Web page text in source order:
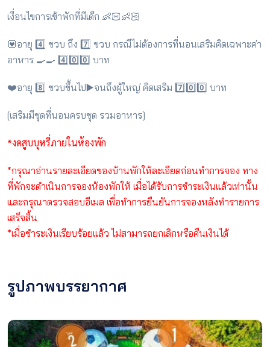
เงื่อนไขการเข้าพักที่มีเด็ก 👶🏻👶🏻
💟อายุ 4️⃣ ขวบ ถึง 7️⃣ ขวบ กรณีไม่ต้องการที่นอนเสริมคิดเฉพาะค่า
อาหาร 🍳🍳 4️⃣0️⃣0️⃣ บาท
❤️อายุ 8️⃣ ขวบขึ้นไป▶️จนถึงผู้ใหญ่ คิดเสริม 7️⃣0️⃣0️⃣ บาท
[เสริมมีชุดที่นอนครบชุด รวมอาหาร]
*งดสูบบุหรี่ภายในห้องพัก
*กรุณาอ่านรายละเอียดของบ้านพักให้ละเอียดก่อนทำการจอง ทาง
ที่พักจะดำเนินการจองห้องพักให้ เมื่อได้รับการชำระเงินแล้วเท่านั้น
และกรุณาตรวจสอบอีเมล เพื่อทำการยืนยันการจองหลังทำรายการ
เสร็จสิ้น
*เมื่อชำระเงินเรียบร้อยแล้ว ไม่สามารถยกเลิกหรือคืนเงินได้
รูปภาพบรรยากาศ